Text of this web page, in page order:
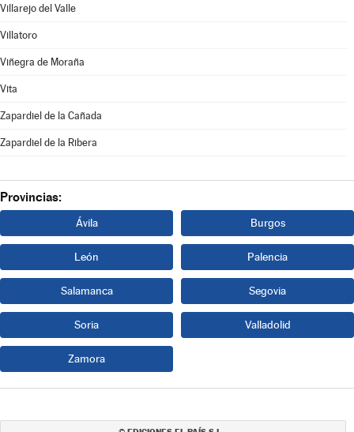
Villarejo del Valle
Villatoro
Viñegra de Moraña
Vita
Zapardiel de la Cañada
Zapardiel de la Ribera
Provincias:
Ávila Burgos
León Palencia
Salamanca Segovia
Soria Valladolid
Zamora